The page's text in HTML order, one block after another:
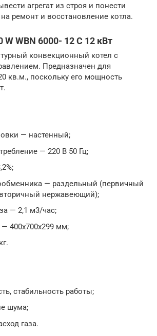
агрегат из строя и понести
ремонт и восстановление котла.
W WBN 6000- 12 C 12 кВт
конвекционный котел с
Предназначен для
кв.м., поскольку его мощность
— настенный;
— 220 В 50 Гц;
— раздельный (первичный
нержавеющий);
— 2,1 м3/час;
— 400x700x299 мм;
стабильность работы;
шума;
газа.